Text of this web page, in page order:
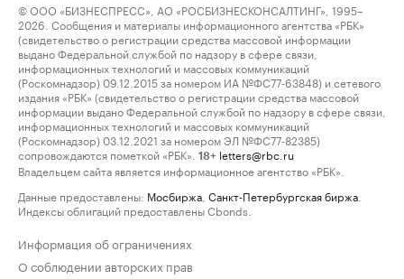
© ООО «БИЗНЕСПРЕСС», АО «РОСБИЗНЕСКОНСАЛТИНГ», 1995–
2026. Сообщения и материалы информационного агентства «РБК»
(свидетельство о регистрации средства массовой информации
выдано Федеральной службой по надзору в сфере связи,
информационных технологий и массовых коммуникаций
(Роскомнадзор) 09.12.2015 за номером ИА №ФС77-63848) и сетевого
издания «РБК» (свидетельство о регистрации средства массовой
информации выдано Федеральной службой по надзору в сфере связи,
информационных технологий и массовых коммуникаций
(Роскомнадзор) 03.12.2021 за номером ЭЛ №ФС77-82385)
сопровождаются пометкой «РБК».
18+ letters@rbc.ru
Владельцем сайта является информационное агентство «РБК».
Данные предоставлены: Мосбиржа Санкт-Петербургская биржа
Индексы облигаций предоставлены Cbonds.
Информация об ограничениях
О соблюдении авторских прав